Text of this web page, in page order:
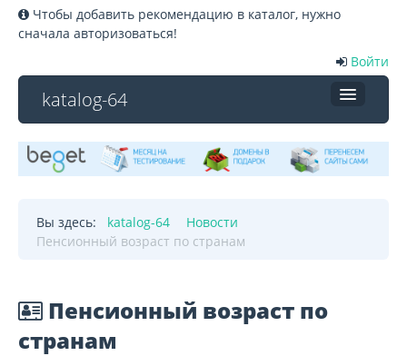
Чтобы добавить рекомендацию в каталог, нужно
сначала авторизоваться!
Войти
katalog-64
Каталог услуг
Новости
Создание сайтов
Вы здесь: katalog-64
Новости
Пенсионный возраст по странам
Пенсионный возраст по
странам